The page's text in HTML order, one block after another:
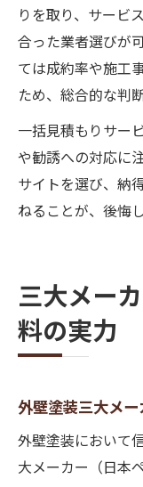
りを取り、サービ
合った業者選びが
ては成約率や施工
ため、総合的な判
一括見積もりサー
や勧誘への対応に
サイトを選び、納
ねることが、後悔
三大メー
料の実力
外壁塗装三大メ
外壁塗装において
大メーカー（日本